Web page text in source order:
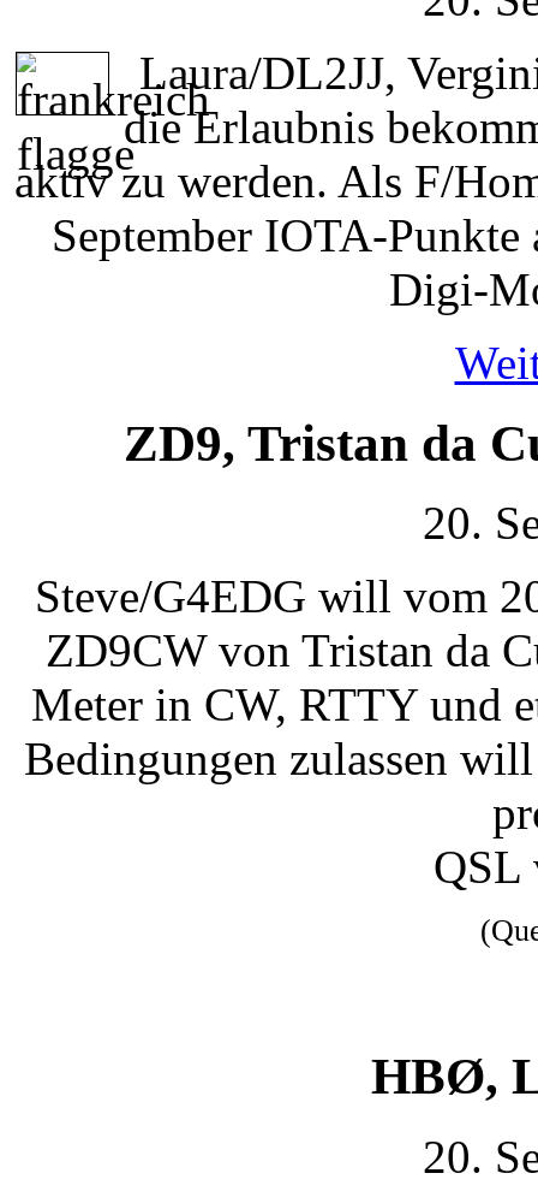
Laura/DL2JJ,
die Erlaubnis
aktiv zu werden. Als F/
September IOTA-
Digi-
ZD9, Tristan da
20.
Steve/G4EDG will vom
ZD9CW von Tristan da
Meter in CW, RTTY und
Bedingungen zulassen
QSL
HBØ,
20.